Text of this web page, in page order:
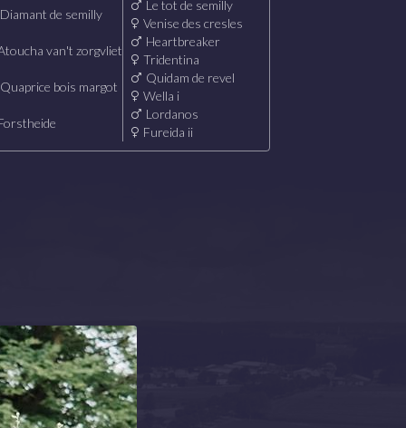
Diamant de semilly
Le tot de semilly
Venise des cresles
van't zorgvliet
Heartbreaker
Tridentina
Quaprice bois margot
Quidam de revel
Wella i
Lordanos
Fureida ii